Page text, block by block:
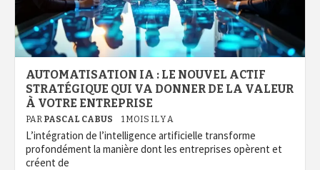
AUTOMATISATION IA : LE NOUVEL ACTIF
STRATÉGIQUE QUI VA DONNER DE LA VALEUR
À VOTRE ENTREPRISE
PAR PASCAL CABUS 1 MOIS IL Y A
L’intégration de l’intelligence artificielle transforme
profondément la manière dont les entreprises opèrent et
créent de